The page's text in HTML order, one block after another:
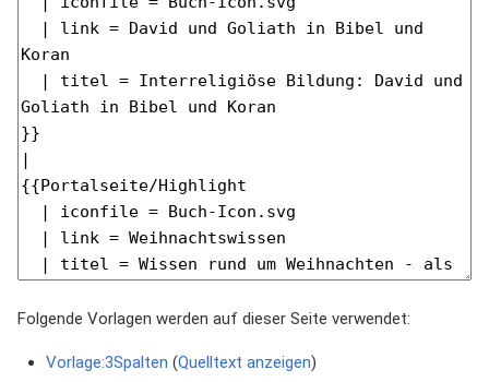
Folgende Vorlagen werden auf dieser Seite verwendet:
Vorlage:3Spalten (Quelltext anzeigen)